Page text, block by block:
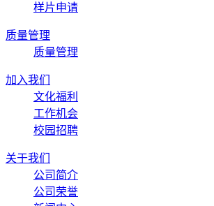
样片申请
质量管理
质量管理
加入我们
文化福利
工作机会
校园招聘
关于我们
公司简介
公司荣誉